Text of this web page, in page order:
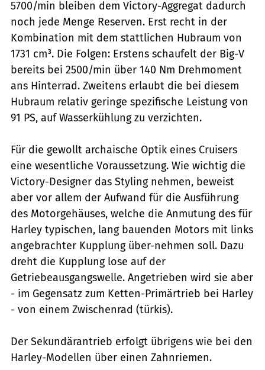
5700/min bleiben dem Victory-Aggregat dadurch
noch jede Menge Reserven. Erst recht in der
Kombination mit dem stattlichen Hubraum von
1731 cm³. Die Folgen: Erstens schaufelt der Big-V
bereits bei 2500/min über 140 Nm Drehmoment
ans Hinterrad. Zweitens erlaubt die bei diesem
Hubraum relativ geringe spezifische Leistung von
91 PS, auf Wasserkühlung zu verzichten.
Für die gewollt archaische Optik eines Cruisers
eine wesentliche Voraussetzung. Wie wichtig die
Victory-Designer das Styling nehmen, beweist
aber vor allem der Aufwand für die Ausführung
des Motorgehäuses, welche die Anmutung des für
Harley typischen, lang bauenden Motors mit links
angebrachter Kupplung über-nehmen soll. Dazu
dreht die Kupplung lose auf der
Getriebeausgangswelle. Angetrieben wird sie aber
- im Gegensatz zum Ketten-Primärtrieb bei Harley
- von einem Zwischenrad (türkis).
Der Sekundärantrieb erfolgt übrigens wie bei den
Harley-Modellen über einen Zahnriemen.